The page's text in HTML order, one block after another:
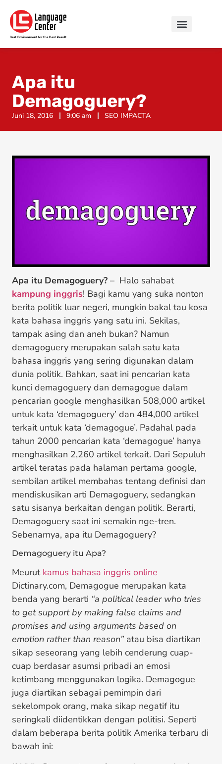
Apa itu
Demagoguery?
Juni 18, 2016 9:06 am SEO IMPACTA
Apa itu Demagoguery? – Halo sahabat
kampung inggris! Bagi kamu yang suka nonton
berita politik luar negeri, mungkin bakal tau kosa
kata bahasa inggris yang satu ini. Sekilas,
tampak asing dan aneh bukan? Namun
demagoguery merupakan salah satu kata
bahasa inggris yang sering digunakan dalam
dunia politik. Bahkan, saat ini pencarian kata
kunci demagoguery dan demagogue dalam
pencarian google menghasilkan 508,000 artikel
untuk kata ‘demagoguery’ dan 484,000 artikel
terkait untuk kata ‘demagogue’. Padahal pada
tahun 2000 pencarian kata ‘demagogue’ hanya
menghasilkan 2,260 artikel terkait. Dari Sepuluh
artikel teratas pada halaman pertama google,
sembilan artikel membahas tentang definisi dan
mendiskusikan arti Demagoguery, sedangkan
satu sisanya berkaitan dengan politik. Berarti,
Demagoguery saat ini semakin nge-tren.
Sebenarnya, apa itu Demagoguery?
Demagoguery itu Apa?
Meurutkamus bahasa inggris online
Dictinary.com, Demagogue merupakan kata
benda yang berarti “a political leader who tries
to get support by making false claims and
promises and using arguments based on
emotion rather than reason”atau bisa diartikan
sikap seseorang yang lebih cenderung cuap-
cuap berdasar asumsi pribadi an emosi
ketimbang menggunakan logika. Demagogue
juga diartikan sebagai pemimpin dari
sekelompok orang, maka sikap negatif itu
seringkali diidentikkan dengan politisi. Seperti
dalam beberapa berita politik Amerika terbaru di
bawah ini: